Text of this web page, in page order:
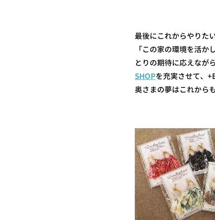
最後にこれからやりた
「この家の環境を活
とりの期待に応えなが
SHOPを充実させて、
奥さまの夢はこれから